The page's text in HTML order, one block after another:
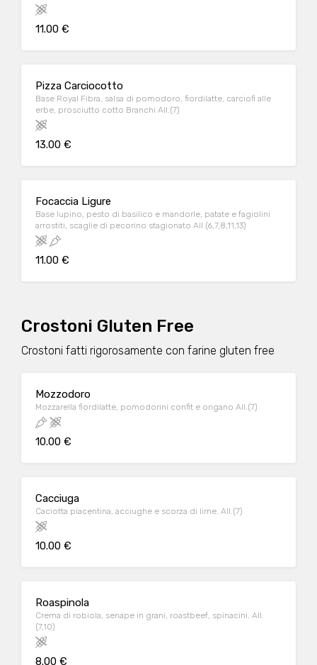
(4)
11.00 €
Pizza Carciocotto
Base Royal Fibra, salsa di pomodoro, fiordilatte, carciofi alle
erbe, prosciutto cotto Branchi All.(7)
13.00 €
Focaccia Ligure
Base lupino, pesto di basilico e mandorle, patate e fagiolini
arrostiti, scaglie di pecorino stagionato All.(6,7,8,11,13)
11.00 €
Crostoni Gluten Free
Crostoni fatti rigorosamente con farine gluten free
Mozzodoro
Mozzarella fiordilatte, pomodorini confit e origano All.(7)
10.00 €
Cacciuga
Caciotta piacentina, acciughe e scorza di lime. All.(7)
10.00 €
Roaspinola
Crema di robiola, senape in grani, roastbeef, spinacini. All.
(7,10)
8.00 €